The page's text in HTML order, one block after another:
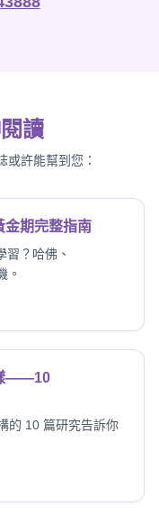
讀
或許能幫到您：
金期完整指南
習？哈佛、
。
——10
的 10 篇研究告訴你